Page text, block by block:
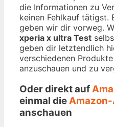
die Informationen zu
keinen Fehlkauf tätigst.
geben wir dir vorweg.
xperia x ultra Test
geben dir letztendlich
verschiedenen
anzuschauen und zu
Oder direkt auf
einmal die
anschauen